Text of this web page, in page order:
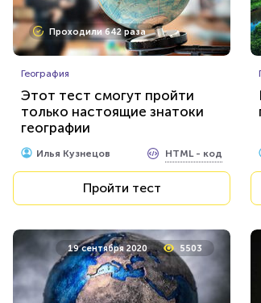
Проходили 642 раза
География
Этот тест смогут пройти
только настоящие знатоки
географии
Илья Кузнецов HTML - код
Пройти тест
19 сентября 2020 5503